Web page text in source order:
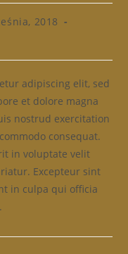
2018
adipiscing elit, sed
et dolore magna
nostrud exercitation
consequat.
in voluptate velit
Excepteur sint
in culpa qui officia